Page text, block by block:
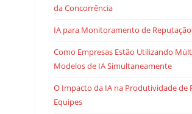
da Concorrência
IA para Monitoramento de
Como Empresas Estão Utilizando
Modelos de IA Simultaneamente
O Impacto da IA na Produtividade de
Equipes